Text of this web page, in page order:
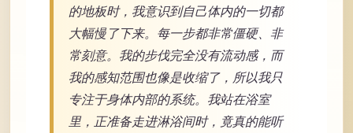
的地板时，我意识到自己体内的一切都
大幅慢了下来。每一步都非常僵硬、非
常刻意。我的步伐完全没有流动感，而
我的感知范围也像是收缩了，所以我只
专注于身体内部的系统。我站在浴室
里，正准备走进淋浴间时，竟真的能听